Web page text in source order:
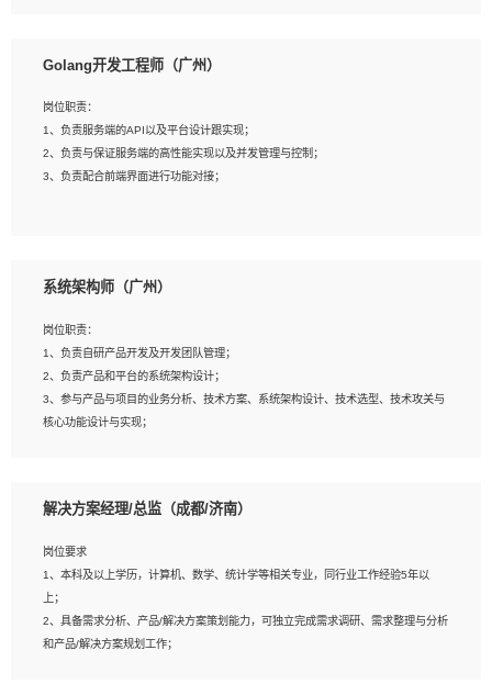
2、熟悉PostgreSQL、redis、MongoDB、ElasticSearch等开源数据库运维管理，
4、熟悉Hadoop、HBASE、Spark等大数据平台优先。
5、熟悉linux或任意一种unix操作系统，如有较强操作系统侧工作经验者优先。
6、具备丰富的项目实施经验，较强的自我学习能力。
Golang开发工程师（广州）
岗位职责：
1、负责服务端的API以及平台设计跟实现；
2、负责与保证服务端的高性能实现以及并发管理与控制；
3、负责配合前端界面进行功能对接；
2、1年以上Golang开发工作经验，能独立完成相应项目开发；
与实现，熟悉常用开源框架及设计模式；
4、熟悉Golang、连接池、消息队列等组件使用、熟悉后端开发、测试、调试流程
跟工具使用；
5、对技术有激情，喜欢钻研，能快速接受和掌握新技术，学习能力和工作责任心
强，良好的沟通表达能力和团队协作能力。
系统架构师（广州）
岗位职责：
1、负责自研产品开发及开发团队管理；
2、负责产品和平台的系统架构设计；
3、参与产品与项目的业务分析、技术方案、系统架构设计、技术选型、技术攻关与
核心功能设计与实现；
岗位要求：
1、全日制统招本科及以上学历，计算机相关专业毕业，5年以上开发工作经验；
2、具有扎实的java编程功底和良好的编码习惯，有分布式、多线程及高并发系统开
发经验和性能调优经验尤佳；熟悉JVM调优；掌握基础中间件、基础架构方案和云
平台、云产品功能特性，熟练使用相关平台的功能和了解其背后实现机制；
解决方案经理/总监（成都/济南）
岗位要求
1、本科及以上学历，计算机、数学、统计学等相关专业，同行业工作经验5年以
上；
2、具备需求分析、产品/解决方案策划能力，可独立完成需求调研、需求整理与分析
和产品/解决方案规划工作；